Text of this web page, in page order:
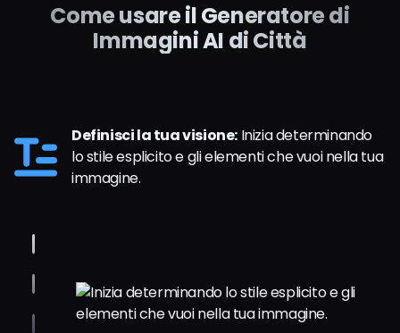
Come usare il Generatore di
Immagini AI di Città
Definisci la tua visione: Inizia determinando
lo stile esplicito e gli elementi che vuoi nella tua
immagine.